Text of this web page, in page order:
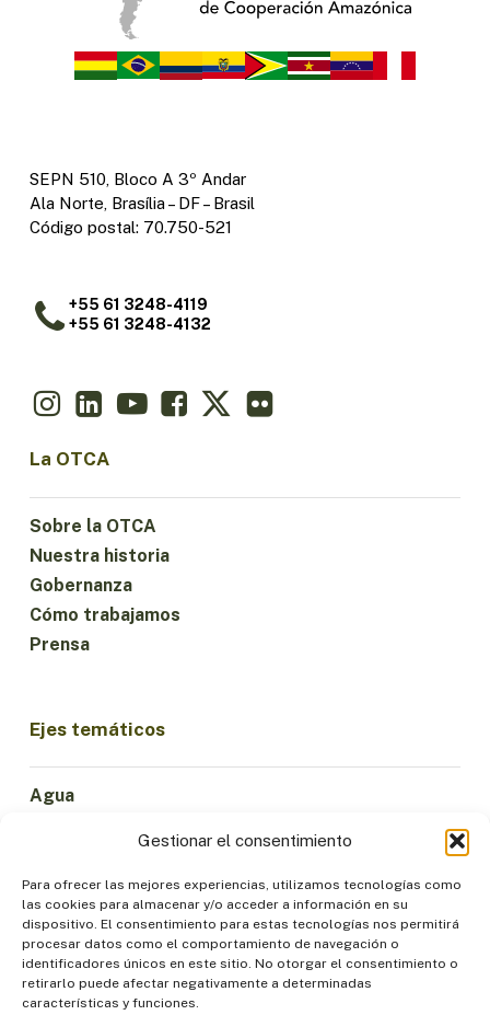
Gestionar el consentimiento
Para ofrecer las mejores experiencias, utilizamos tecnologías como
las cookies para almacenar y/o acceder a información en su
dispositivo. El consentimiento para estas tecnologías nos permitirá
procesar datos como el comportamiento de navegación o
identificadores únicos en este sitio. No otorgar el consentimiento o
retirarlo puede afectar negativamente a determinadas
características y funciones.
SEPN 510, Bloco A 3º Andar
Ala Norte, Brasília – DF – Brasil
Código postal: 70.750-521
+55 61 3248-4119
+55 61 3248-4132
La OTCA
Sobre la OTCA
Nuestra historia
Gobernanza
Cómo trabajamos
Prensa
Ejes temáticos
Agua
Economía Sostenible
Bosques y Biodiversidad
Institucionalidad
Participación
Pueblos Indígenas